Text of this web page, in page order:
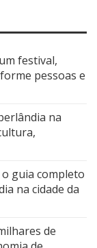
festival,
pessoas e
na
guia completo
na cidade da
de